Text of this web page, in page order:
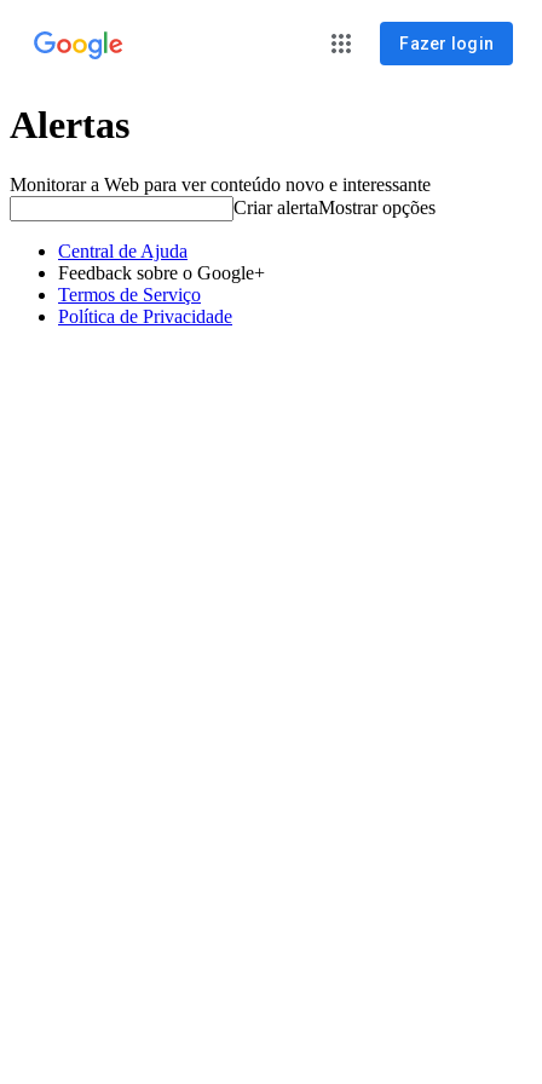
Fazer login
Alertas
Monitorar a Web para ver conteúdo novo e interessante
Criar alertaMostrar opções
Central de Ajuda
Feedback sobre o Google+
Termos de Serviço
Política de Privacidade